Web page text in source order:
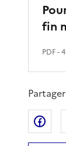
fin
PDF-